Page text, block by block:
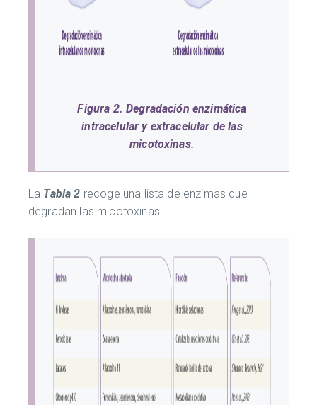
Figura 2. Degradación enzimática
intracelular y extracelular de las
micotoxinas.
La Tabla 2 recoge una lista de enzimas que
degradan las micotoxinas.